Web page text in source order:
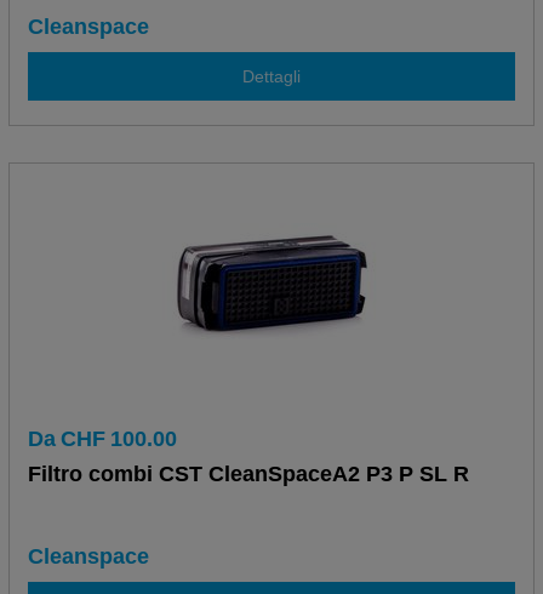
Cleanspace
Dettagli
Da CHF 100.00
Filtro combi CST CleanSpaceA2 P3 P SL R
Cleanspace